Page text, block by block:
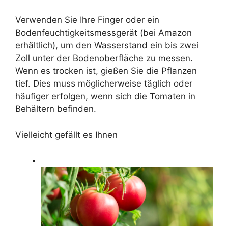
Verwenden Sie Ihre Finger oder ein
Bodenfeuchtigkeitsmessgerät (bei Amazon
erhältlich), um den Wasserstand ein bis zwei
Zoll unter der Bodenoberfläche zu messen.
Wenn es trocken ist, gießen Sie die Pflanzen
tief. Dies muss möglicherweise täglich oder
häufiger erfolgen, wenn sich die Tomaten in
Behältern befinden.
Vielleicht gefällt es Ihnen